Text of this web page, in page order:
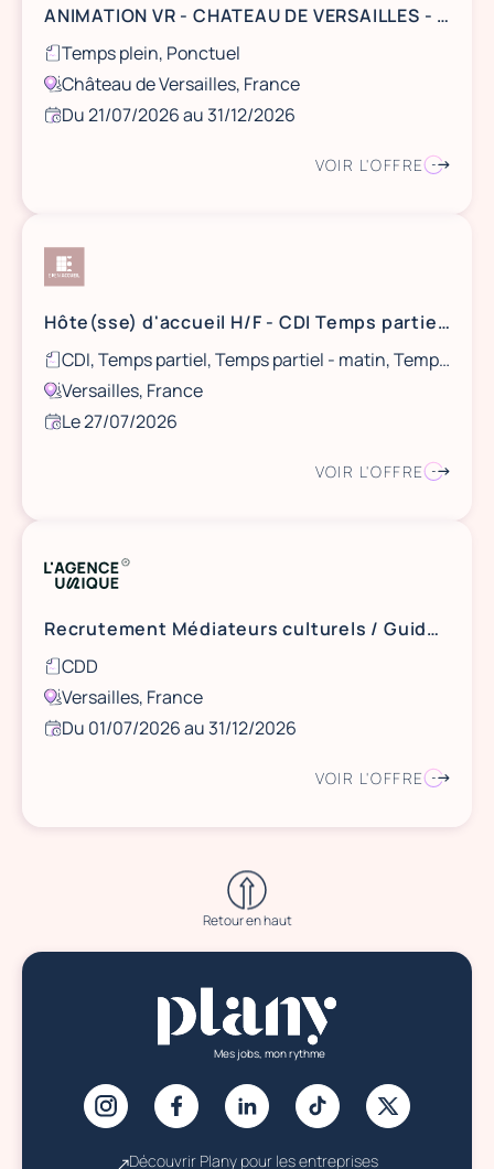
ANIMATION VR - CHATEAU DE VERSAILLES - JUILLET/AOUT
Temps plein, Ponctuel
Château de Versailles, France
Du 21/07/2026 au 31/12/2026
VOIR L'OFFRE
Hôte(sse) d'accueil H/F - CDI Temps partiel - RAMBOUILLET
CDI, Temps partiel, Temps partiel - matin, Temps partiel - après midi
Versailles, France
Le 27/07/2026
VOIR L'OFFRE
Recrutement Médiateurs culturels / Guides conférenciers Paris
CDD
Versailles, France
Du 01/07/2026 au 31/12/2026
VOIR L'OFFRE
Retour en haut
Mes jobs, mon rythme
Découvrir Plany pour les entreprises